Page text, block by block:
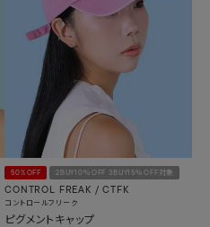
50%OFF 2BUY10％OFF 3BUY15％OFF対象
CONTROL FREAK / CTFK
コントロールフリーク
ピグメントキャップ